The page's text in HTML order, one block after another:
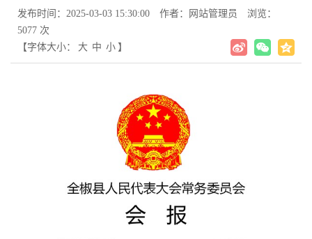
发布时间：2025-03-03 15:30:00 作者：网站管理员
浏览：
5077 次
【字体大小：
大 中 小 】